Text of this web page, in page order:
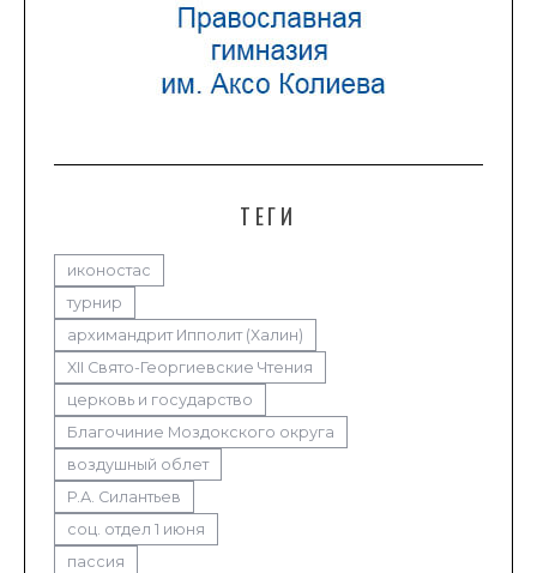
ТЕГИ
иконостас
турнир
архимандрит Ипполит (Халин)
XII Свято-Георгиевские Чтения
церковь и государство
Благочиние Моздокского округа
воздушный облет
Р.А. Силантьев
соц. отдел 1 июня
пассия